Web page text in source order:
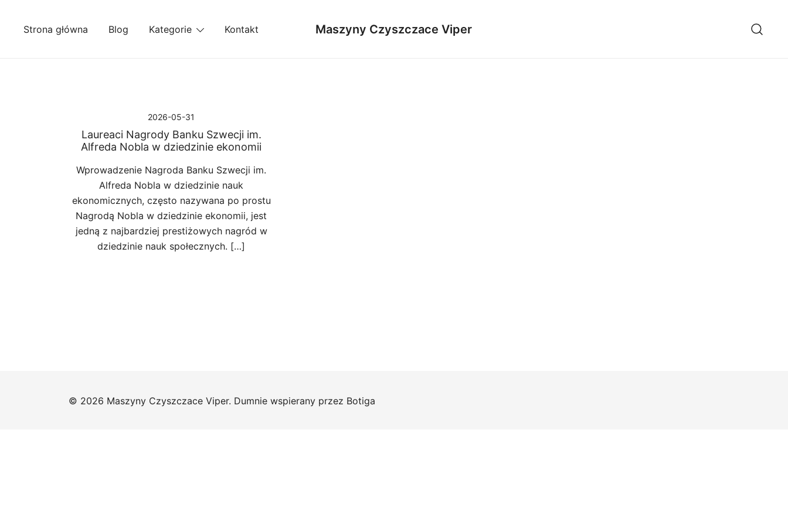
Strona główna Blog Kategorie Kontakt Maszyny Czyszczace Viper
2026-05-31
Laureaci Nagrody Banku Szwecji im.
Alfreda Nobla w dziedzinie ekonomii
Wprowadzenie Nagroda Banku Szwecji im.
Alfreda Nobla w dziedzinie nauk
ekonomicznych, często nazywana po prostu
Nagrodą Nobla w dziedzinie ekonomii, jest
jedną z najbardziej prestiżowych nagród w
dziedzinie nauk społecznych. […]
© 2026 Maszyny Czyszczace Viper. Dumnie wspierany przez Botiga